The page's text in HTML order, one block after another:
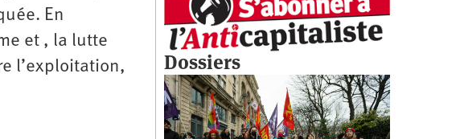
En
et , la lutte
l’exploitation,
Dossiers